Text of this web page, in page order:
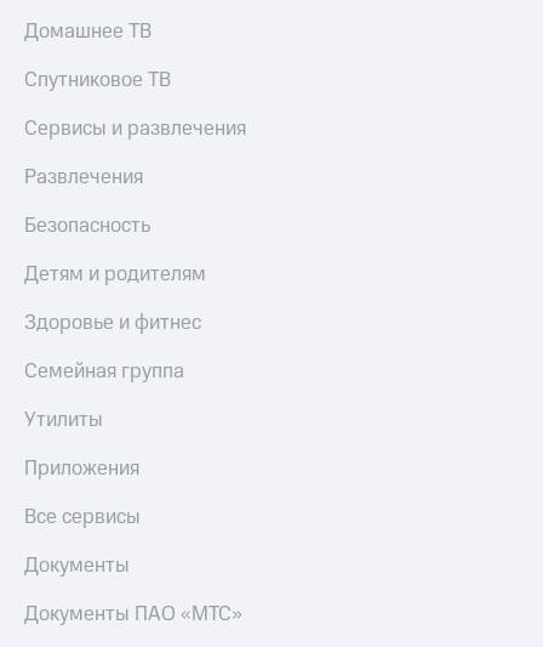
Домашнее ТВ
Спутниковое ТВ
Сервисы и развлечения
Развлечения
Безопасность
Детям и родителям
Здоровье и фитнес
Семейная группа
Утилиты
Приложения
Все сервисы
Документы
Документы ПАО «МТС»